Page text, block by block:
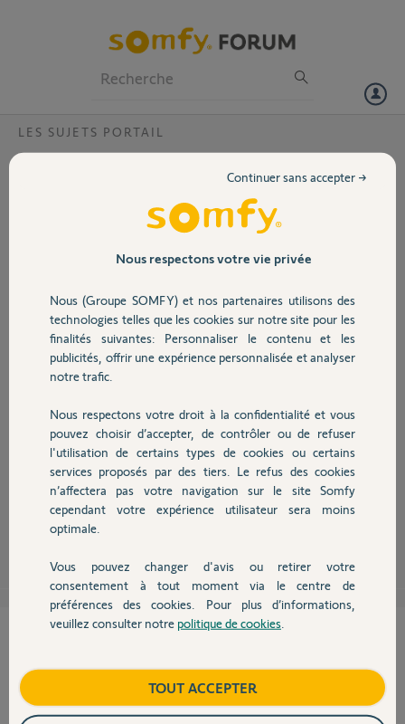
Volet
Sécurité
Domotique
Chauffage
Autres produits
Devis avec un pro
Contact
LES SUJETS PORTAIL
Anti intrusion control box 3s io ?
Bonsoir, la control box 3s io permet elle de réaliser une fonction anti
intrusion en réinjectant du courant des que le portail s'ouvre sans que
la commande ait été actionnée ?
Michel L.
il y a plus de 10 ans
Participer au fil de discussion
Bonjour,
Oui le produit effectue une réinjection de courant mais ce n'est pas un
système anti-effraction. Pour plus de sécurité rajoute une serrure
électrique 24V avec sa gâche au sol.
Slipno
Cette réponse vous a-t-elle aidé ?
NON OUI
50%des internautes ont trouvé cette réponse utile
Nous respectons votre vie privée
Nous (Groupe SOMFY) et nos partenaires utilisons des
technologies telles que les cookies sur notre site pour les
finalités suivantes: Personnaliser le contenu et les
publicités, offrir une expérience personnalisée et analyser
notre trafic.
Nous respectons votre droit à la confidentialité et vous
pouvez choisir d’accepter, de contrôler ou de refuser
l'utilisation de certains types de cookies ou certains
services proposés par des tiers. Le refus des cookies
n’affectera pas votre navigation sur le site Somfy
cependant votre expérience utilisateur sera moins
optimale.
Vous pouvez changer d'avis ou retirer votre
consentement à tout moment via le centre de
préférences des cookies. Pour plus d’informations,
veuillez consulter notre politique de cookies
Continuer sans accepter →
TOUT ACCEPTER